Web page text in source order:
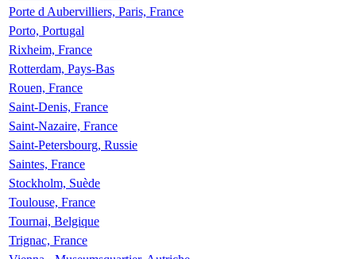
Porte d Aubervilliers, Paris, France
Porto, Portugal
Rixheim, France
Rotterdam, Pays-Bas
Rouen, France
Saint-Denis, France
Saint-Nazaire, France
Saint-Petersbourg, Russie
Saintes, France
Stockholm, Suède
Toulouse, France
Tournai, Belgique
Trignac, France